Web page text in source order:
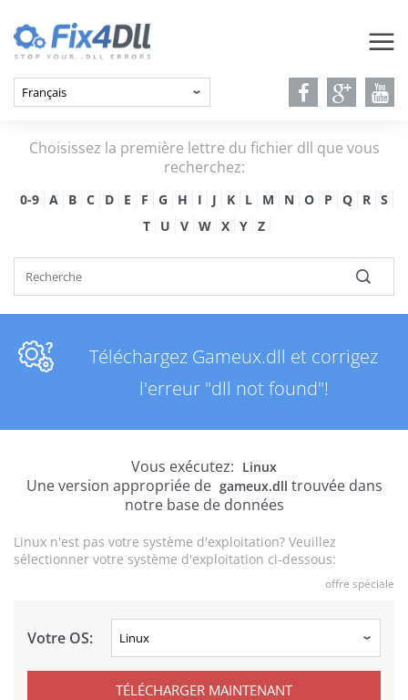
Choisissez la première lettre du fichier dll que vous
recherchez:
0-9 A B C D E F G H I J K L M N O P Q R
S
T
U V W X Y Z
Téléchargez Gameux.dll et corrigez
l'erreur "dll not found"!
Vous exécutez: Linux
Une version appropriée de gameux.dll trouvée dans
notre base de données
Linux n'est pas votre système d'exploitation? Veuillez
sélectionner votre système d'exploitation ci-dessous:
offre spéciale
Votre OS:
TÉLÉCHARGER MAINTENANT